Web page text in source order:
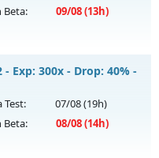
Beta: 09/08(13h)
CUỐC, CHĂM CHỈ LÀ
chủ
Hoài Niệmvào 13h
Exp: 300x - Drop: 40% -
Test: 07/08(19h)
Beta: 08/08(14h)